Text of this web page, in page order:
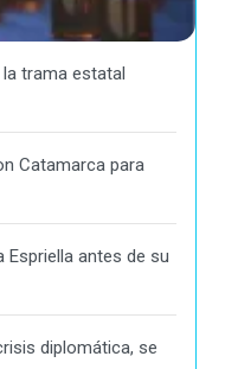
trama estatal
Catamarca para
Espriella antes de su
diplomática, se